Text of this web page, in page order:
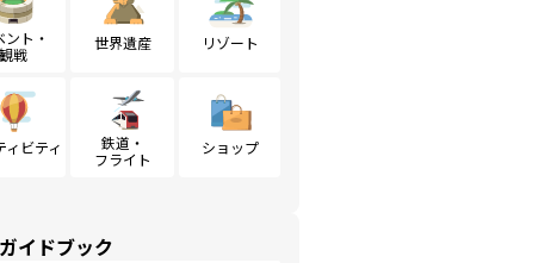
ント・
観戦
世界遺産 リゾート
ィビティ
鉄道・
フライト
ショップ
イドブック